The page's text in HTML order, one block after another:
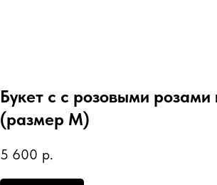
Букет с с розовыми
(размер М)
5 600 р.